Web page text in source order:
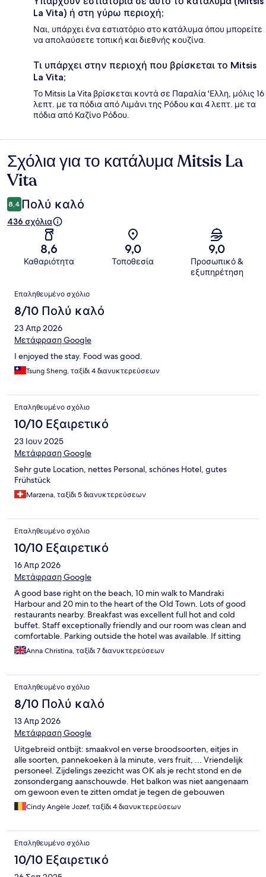
La Vita) ή στη γύρω περιοχή;
Ναι, υπάρχει ένα εστιατόριο στο κατάλυμα όπου μπορείτε
να απολαύσετε τοπική και διεθνής κουζίνα.
Τι υπάρχει στην περιοχή που βρίσκεται το Mitsis
La Vita;
Το Mitsis La Vita βρίσκεται κοντά σε Παραλία 'Ελλη, μόλις 16
λεπτ. με τα πόδια από Λιμάνι της Ρόδου και 4 λεπτ. με τα
πόδια από Καζίνο Ρόδου.
Σχόλια
Σχόλια για το κατάλυμα Mitsis La
Vita
8,4 Πολύ καλό
436 σχόλια
8,6
Καθαριότητα
9,0
Τοποθεσία
9,0
Προσωπικό &
εξυπηρέτηση
Σχόλια
Επαληθευμένο σχόλιο
8/10 Πολύ καλό
23 Απρ 2026
Μετάφραση Google
I enjoyed the stay. Food was good.
Tsung Sheng, ταξίδι 4 διανυκτερεύσεων
Επαληθευμένο σχόλιο
10/10 Εξαιρετικό
23 Ιουν 2025
Μετάφραση Google
Sehr gute Location, nettes Personal, schönes Hotel, gutes
Frühstück
Marzena, ταξίδι 5 διανυκτερεύσεων
Επαληθευμένο σχόλιο
10/10 Εξαιρετικό
16 Απρ 2026
Μετάφραση Google
A good base right on the beach, 10 min walk to Mandraki
Harbour and 20 min to the heart of the Old Town. Lots of good
restaurants nearby. Breakfast was excellent full hot and cold
buffet. Staff exceptionally friendly and our room was clean and
comfortable. Parking outside the hotel was available. If sitting
by the pool all day is your thing the pool is very small but the
hotel is on the beach. Sunsets were fabulous.
Anna Christina, ταξίδι 7 διανυκτερεύσεων
Επαληθευμένο σχόλιο
8/10 Πολύ καλό
13 Απρ 2026
Μετάφραση Google
Uitgebreid ontbijt: smaakvol en verse broodsoorten, eitjes in
alle soorten, pannekoeken à la minute, vers fruit, ... Vriendelijk
personeel. Zijdelings zeezicht was OK als je recht stond en de
zonsondergang aanschouwde. Het balkon was niet aangenaam
om gewoon even te zitten omdat je tegen de gebouwen
aankeek. Locatie is geweldig met het strand zo dichtbij en op 5 à
10 minuten van het drukkere centrum, winkeltjes en restaurants
Cindy Angèle Jozef, ταξίδι 4 διανυκτερεύσεων
Επαληθευμένο σχόλιο
10/10 Εξαιρετικό